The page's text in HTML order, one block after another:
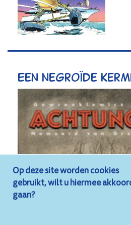
Een negroïde
Op deze site worden cookies
gebruikt, wilt u hiermee
gaan?